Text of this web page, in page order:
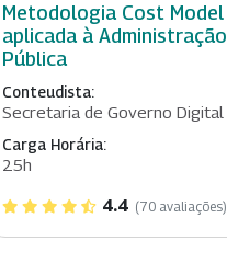
Metodologia Cost Model
aplicada à Administração
Pública
Conteudista:
Secretaria de Governo Digital
Carga Horária:
25h
4.4 (70 avaliações)